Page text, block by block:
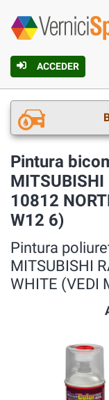
ACCEDER
Pintura
MITSUBISHI
10812
W12 6)
Pintura
MITSUBISHI
WHITE (VEDI